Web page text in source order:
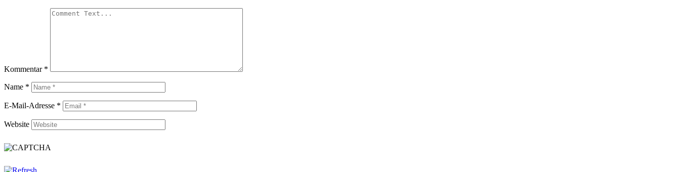
Kommentar *
Name *
E-Mail-Adresse *
Website